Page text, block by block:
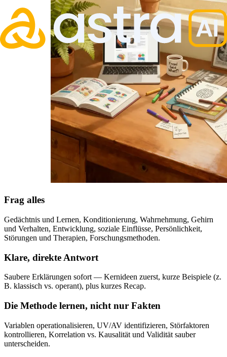
Frag alles
Gedächtnis und Lernen, Konditionierung, Wahrnehmung, Gehirn
und Verhalten, Entwicklung, soziale Einflüsse, Persönlichkeit,
Störungen und Therapien, Forschungsmethoden.
Klare, direkte Antwort
Saubere Erklärungen sofort — Kernideen zuerst, kurze Beispiele (z.
B. klassisch vs. operant), plus kurzes Recap.
Die Methode lernen, nicht nur Fakten
Variablen operationalisieren, UV/AV identifizieren, Störfaktoren
kontrollieren, Korrelation vs. Kausalität und Validität sauber
unterscheiden.